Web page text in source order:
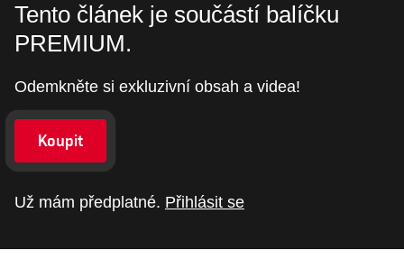
Tento článek je součástí balíčku
PREMIUM.
Odemkněte si exkluzivní obsah a videa!
Koupit
Už mám předplatné. Přihlásit se